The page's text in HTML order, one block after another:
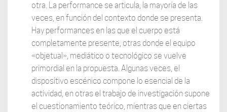
otra. La performance se articula, la mayoría de las
veces, en función del contexto donde se presenta.
Hay performances en las que el cuerpo está
completamente presente, otras donde el equipo
«objetual», mediático o tecnológico se vuelve
primordial en la propuesta. Algunas veces, el
dispositivo escénico compone lo esencial de la
actividad, en otras el trabajo de investigación supone
el cuestionamiento teórico, mientras que en ciertas